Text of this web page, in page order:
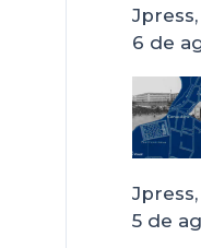
6 de
5 de